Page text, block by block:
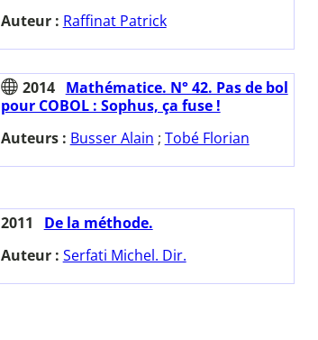
Auteur : Raffinat Patrick
2014
Mathématice. N° 42. Pas de bol
pour COBOL : Sophus, ça fuse !
Auteurs : Busser Alain ; Tobé Florian
2011
De la méthode.
Auteur : Serfati Michel. Dir.